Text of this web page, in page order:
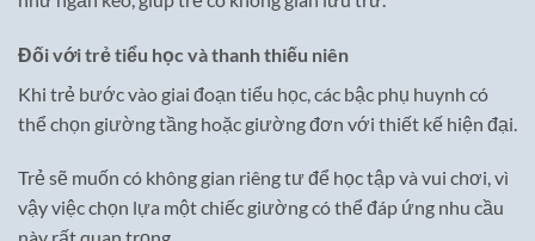
Đối với trẻ tiểu học và thanh thiếu niên
Khi trẻ bước vào giai đoạn tiểu học, các bậc phụ huynh có
thể chọn giường tầng hoặc giường đơn với thiết kế hiện đại.
Trẻ sẽ muốn có không gian riêng tư để học tập và vui chơi, vì
vậy việc chọn lựa một chiếc giường có thể đáp ứng nhu cầu